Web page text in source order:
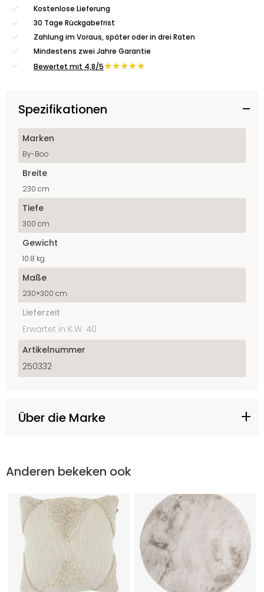
Kostenlose Lieferung
30 Tage Rückgabefrist
Zahlung im Voraus, später oder in drei Raten
Mindestens zwei Jahre Garantie
Bewertet mit 4,8/5★★★★★
Spezifikationen
Marken
By-Boo
Breite
230 cm
Tiefe
300 cm
Gewicht
10.8 kg
Maße
230×300 cm
Lieferzeit
Erwartet in K.W. 40
Artikelnummer
250332
Über die Marke
Anderen bekeken ook